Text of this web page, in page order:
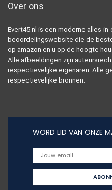
Over ons
Evert45.nl is een moderne alles-
beoordelingswebsite die de
op amazon en u op de hoogte
Alle afbeeldingen zijn
respectievelijke eigenaren. Alle
respectievelijke bronnen.
WORD LID VAN ONZE